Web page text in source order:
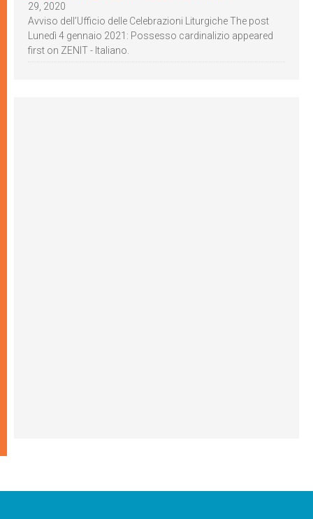
29, 2020
Avviso dell’Ufficio delle Celebrazioni Liturgiche The post
Lunedì 4 gennaio 2021: Possesso cardinalizio appeared
first on ZENIT - Italiano.